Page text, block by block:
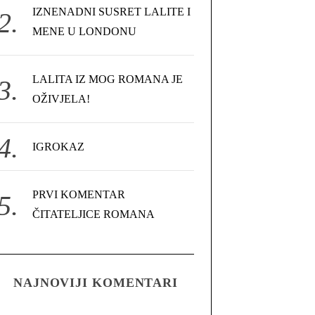
IZNENADNI SUSRET LALITE I
MENE U LONDONU
LALITA IZ MOG ROMANA JE
OŽIVJELA!
IGROKAZ
PRVI KOMENTAR
ČITATELJICE ROMANA
NAJNOVIJI KOMENTARI